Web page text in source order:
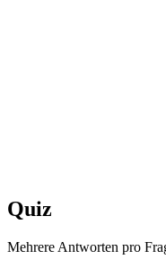
Quiz
Mehrere Antworten pro